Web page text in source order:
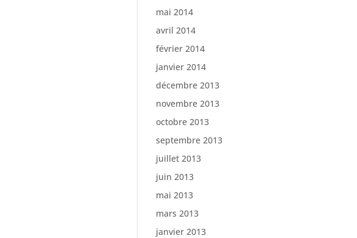
mai 2014
avril 2014
février 2014
janvier 2014
décembre 2013
novembre 2013
octobre 2013
septembre 2013
juillet 2013
juin 2013
mai 2013
mars 2013
janvier 2013